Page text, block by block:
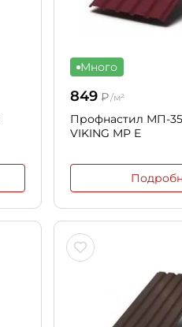
Много
849₽/м²
Профнастил МП-
VIKING MP E